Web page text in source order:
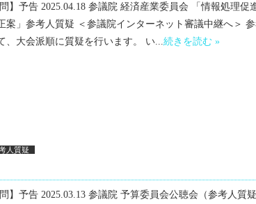
】予告 2025.04.18 参議院 経済産業委員会 「情報処理促
案」参考人質疑 ＜参議院インターネット審議中継へ＞
、大会派順に質疑を行います。 い... 続きを読む »
人質疑
】予告 2025.03.13 参議院 予算委員会公聴会（参考人質疑